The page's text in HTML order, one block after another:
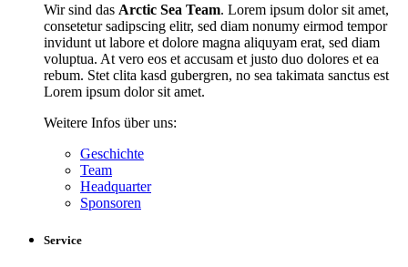
Wir sind das Arctic Sea Team. Lorem ipsum dolor sit amet,
consetetur sadipscing elitr, sed diam nonumy eirmod tempor
invidunt ut labore et dolore magna aliquyam erat, sed diam
voluptua. At vero eos et accusam et justo duo dolores et ea
rebum. Stet clita kasd gubergren, no sea takimata sanctus est
Lorem ipsum dolor sit amet.
Weitere Infos über uns:
Geschichte
Team
Headquarter
Sponsoren
Service